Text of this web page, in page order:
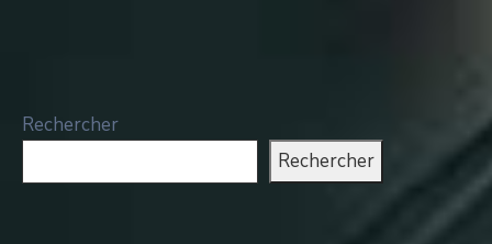
Rechercher
Rechercher